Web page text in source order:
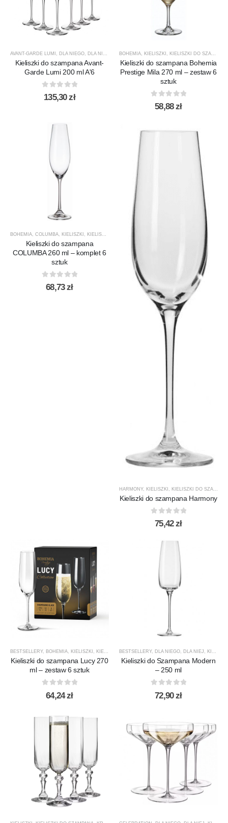
AVANT-GARDE LUMI DLA NIEGO DLA NIEJ KIELISZKI, KIELISZKI DO SZAMPANA,KROSNO
Kieliszki do szampana Avant-
Garde Lumi 200 ml A'6
0out of 5
135,30zł
BOHEMIA KIELISZKI KIELISZKI DO SZAMPANA
Kieliszki do szampana Bohemia
Prestige Mila 270 ml – zestaw 6
sztuk
out of 5
58,88zł
BOHEMIA, COLUMBA, KIELISZKI , KIELISZKI DO SZAMPANA
Kieliszki do szampana
COLUMBA 260 ml – komplet 6
sztuk
out of 5
68,73zł
HARMONY, KIELISZKI KIELISZKI DO SZAMPANA
Kieliszki do szampana Harmony
out of 5
75,42zł
BESTSELLERY, BOHEMIA, KIELISZKI , KIELISZKI DO SZAMPANA ,LUCY ,NOWOŚCI
Kieliszki do szampana Lucy 270
ml – zestaw 6 sztuk
out of 5
64,24zł
BESTSELLERY, DLA NIEGO, DLA NIEJ , KIELISZKI
Kieliszki do Szampana Modern
– 250 ml
out of 5
72,90zł